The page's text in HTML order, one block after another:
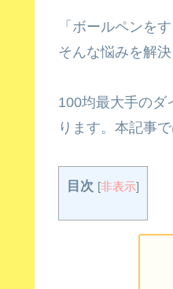
「ボールペンを
そんな悩みを解
100均最大手のダ
ります。本記事
目次 [非表示]